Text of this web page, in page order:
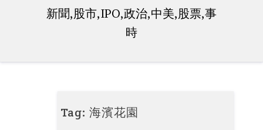
新聞,股市,IPO,政治,中美,股票,事
時
Tag:海濱花園